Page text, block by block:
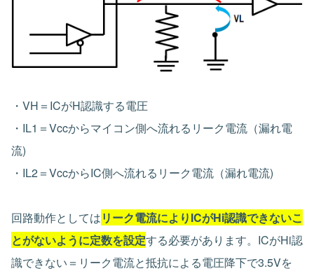
・VH＝ICがH認識する電圧
・IL1＝Vccからマイコン側へ流れるリーク電流（漏れ電
流)
・IL2＝VccからIC側へ流れるリーク電流（漏れ電流)
回路動作としてはリーク電流によりICがHi認識できないこ
とがないように定数を設定する必要があります。ICがHi認
識できない＝リーク電流と抵抗による電圧降下で3.5Vを